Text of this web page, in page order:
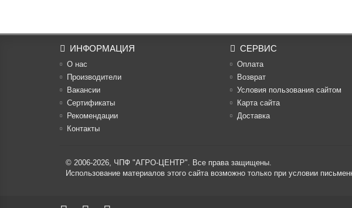
ИНФОРМАЦИЯ
О нас
Производители
Вакансии
Cертификаты
Рекомендации
Контакты
СЕРВИС
Оплата
Возврат
Условия пользования сайтом
Карта сайта
Доставка
© 2006-2026, ЧПФ "АГРО-ЦЕНТР". Все права защищены.
Использование материалов этого сайта возможно только при условии